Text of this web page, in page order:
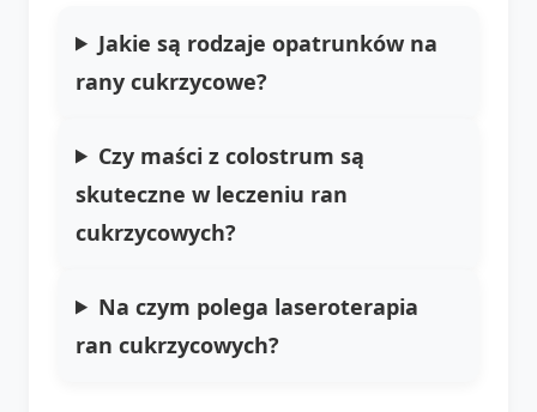
Jakie są rodzaje opatrunków na
rany cukrzycowe?
Czy maści z colostrum są
skuteczne w leczeniu ran
cukrzycowych?
Na czym polega laseroterapia
ran cukrzycowych?